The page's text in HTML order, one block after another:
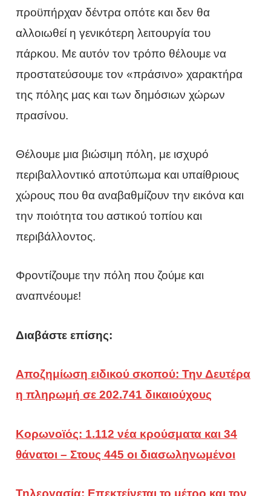
προϋπήρχαν δέντρα οπότε και δεν θα
αλλοιωθεί η γενικότερη λειτουργία του
πάρκου. Με αυτόν τον τρόπο θέλουμε να
προστατεύσουμε τον «πράσινο» χαρακτήρα
της πόλης μας και των δημόσιων χώρων
πρασίνου.
Θέλουμε μια βιώσιμη πόλη, με ισχυρό
περιβαλλοντικό αποτύπωμα και υπαίθριους
χώρους που θα αναβαθμίζουν την εικόνα και
την ποιότητα του αστικού τοπίου και
περιβάλλοντος.
Φροντίζουμε την πόλη που ζούμε και
αναπνέουμε!
Διαβάστε επίσης:
Αποζημίωση ειδικού σκοπού: Την Δευτέρα
η πληρωμή σε 202.741 δικαιούχους
Κορωνοϊός: 1.112 νέα κρούσματα και 34
θάνατοι – Στους 445 οι διασωληνωμένοι
Τηλεργασία: Επεκτείνεται το μέτρο και τον